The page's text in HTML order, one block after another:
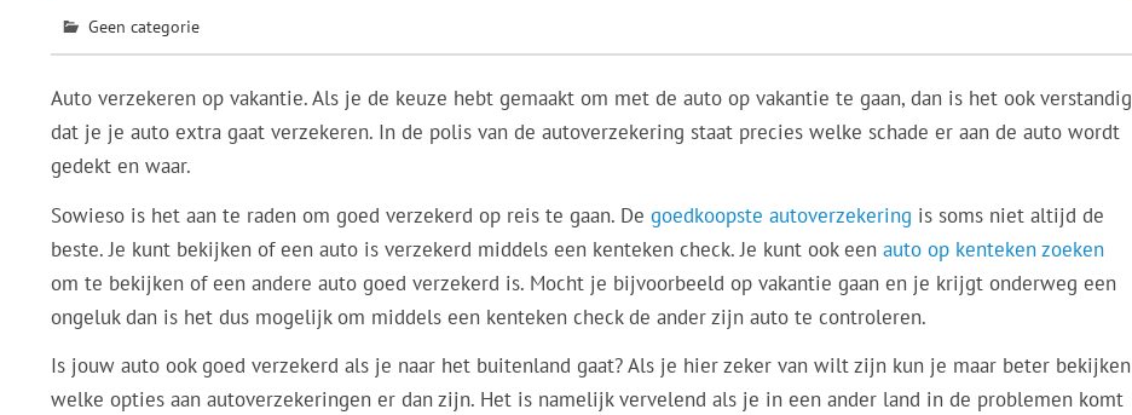
Geen categorie
Auto verzekeren op vakantie. Als je de keuze hebt gemaakt om met de auto op vakantie te gaan, dan is het ook verstandig
dat je je auto extra gaat verzekeren. In de polis van de autoverzekering staat precies welke schade er aan de auto wordt
gedekt en waar.
Sowieso is het aan te raden om goed verzekerd op reis te gaan. De goedkoopste autoverzekering is soms niet altijd de
beste. Je kunt bekijken of een auto is verzekerd middels een kenteken check. Je kunt ook een auto op kenteken zoeken
om te bekijken of een andere auto goed verzekerd is. Mocht je bijvoorbeeld op vakantie gaan en je krijgt onderweg een
ongeluk dan is het dus mogelijk om middels een kenteken check de ander zijn auto te controleren.
Is jouw auto ook goed verzekerd als je naar het buitenland gaat? Als je hier zeker van wilt zijn kun je maar beter bekijken
welke opties aan autoverzekeringen er dan zijn. Het is namelijk vervelend als je in een ander land in de problemen komt